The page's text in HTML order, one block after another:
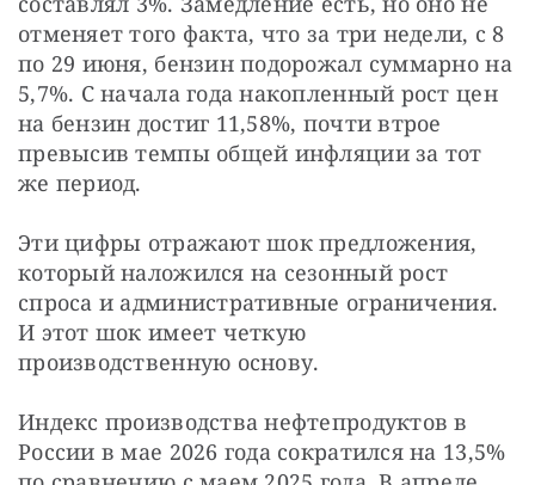
отменяет того факта, что за три недели, с 8
по 29 июня, бензин подорожал суммарно на
5,7%. С начала года накопленный рост цен
на бензин достиг 11,58%, почти втрое
превысив темпы общей инфляции за тот
же период.
Эти цифры отражают шок предложения,
который наложился на сезонный рост
спроса и административные ограничения.
И этот шок имеет четкую
производственную основу.
Индекс производства нефтепродуктов в
России в мае 2026 года сократился на 13,5%